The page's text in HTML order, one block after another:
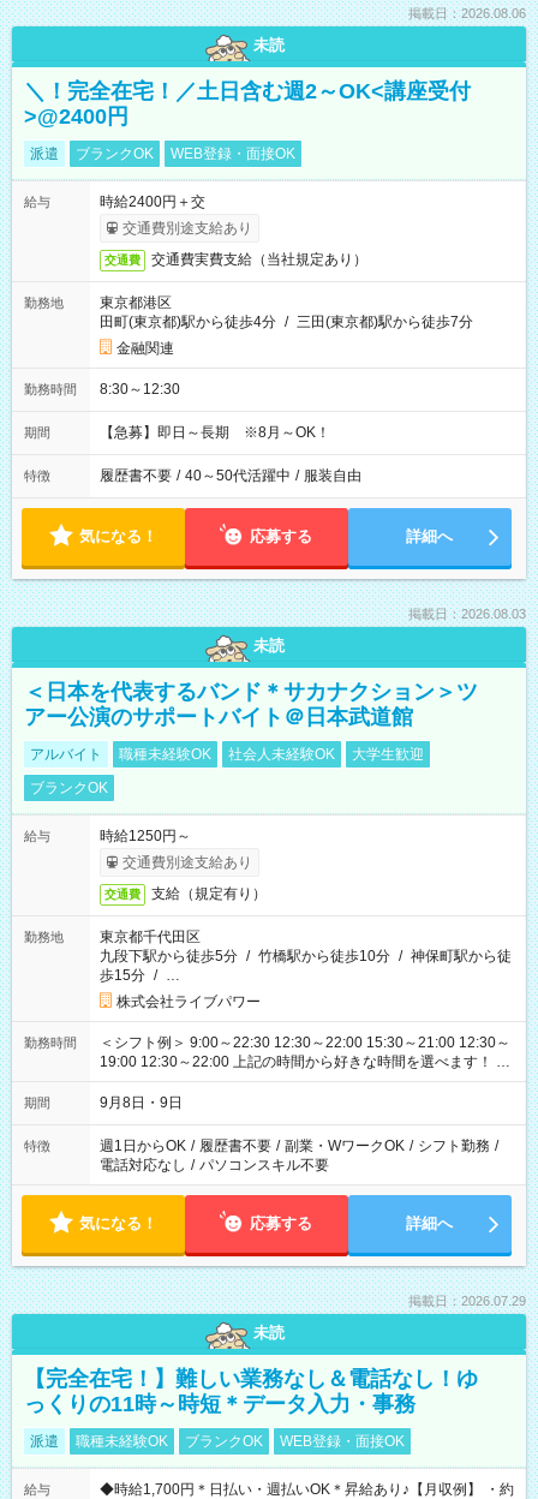
掲載日：2026.08.06
未読
＼！完全在宅！／土日含む週2～OK<講座受付
>@2400円
派遣 ブランクOK WEB登録・面接OK
給与
時給2400円＋交
交通費別途支給あり
交通費 交通費実費支給（当社規定あり）
勤務地
東京都港区
田町(東京都)駅から徒歩4分 / 三田(東京都)駅から徒歩7分
金融関連
勤務時間 8:30～12:30
期間 【急募】即日～長期 ※8月～OK！
特徴 履歴書不要 / 40～50代活躍中 / 服装自由
気になる！ 応募する 詳細へ
掲載日：2026.08.03
未読
＜日本を代表するバンド＊サカナクション＞ツ
アー公演のサポートバイト＠日本武道館
アルバイト 職種未経験OK 社会人未経験OK
大学生歓迎
ブランクOK
給与
時給1250円～
交通費別途支給あり
交通費 支給（規定有り）
勤務地
東京都千代田区
九段下駅から徒歩5分 / 竹橋駅から徒歩10分 / 神保町駅から徒
歩15分 / …
株式会社ライブパワー
勤務時間
＜シフト例＞ 9:00～22:30 12:30～22:00 15:30～21:00 12:30～
19:00 12:30～22:00 上記の時間から好きな時間を選べます！ ※
時間は変更となる可能性があります
期間 9月8日・9日
特徴 週1日からOK / 履歴書不要 / 副業・WワークOK / シフト勤務 /
電話対応なし / パソコンスキル不要
気になる！ 応募する 詳細へ
掲載日：2026.07.29
未読
【完全在宅！】難しい業務なし＆電話なし！ゆ
っくりの11時～時短＊データ入力・事務
派遣 職種未経験OK ブランクOK WEB登録・面接OK
給与
◆時給1,700円＊日払い・週払いOK＊昇給あり♪【月収例】 ・約